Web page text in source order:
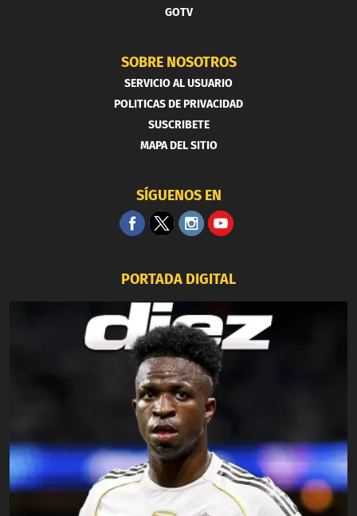
GOTV
SOBRE NOSOTROS
SERVICIO AL USUARIO
POLITICAS DE PRIVACIDAD
SUSCRIBETE
MAPA DEL SITIO
SÍGUENOS EN
PORTADA DIGITAL